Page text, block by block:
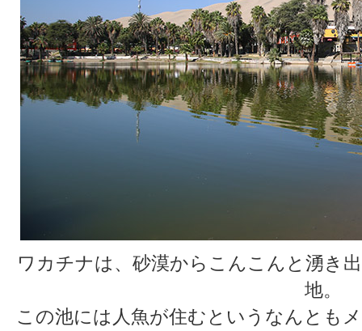
ワカチナは、砂漠からこんこんと湧き
地。
この池には人魚が住むというなんとも